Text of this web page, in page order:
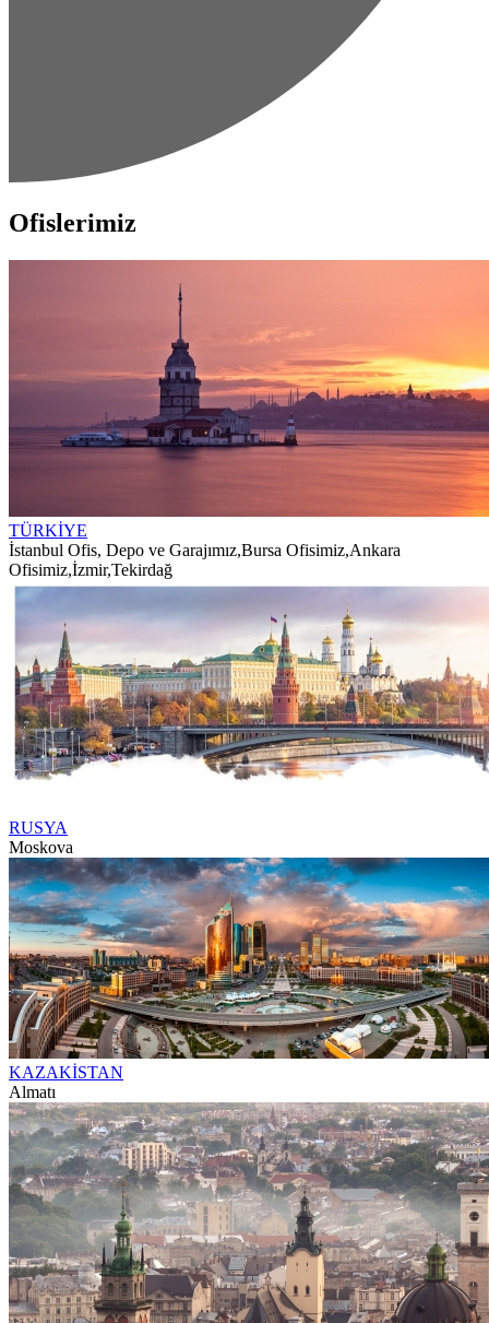
Ofislerimiz
TÜRKİYE
İstanbul Ofis, Depo ve Garajımız,Bursa Ofisimiz,Ankara
Ofisimiz,İzmir,Tekirdağ
RUSYA
Moskova
KAZAKİSTAN
Almatı